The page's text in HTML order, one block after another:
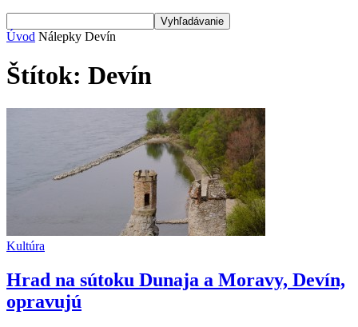
Úvod Nálepky Devín
Štítok: Devín
Kultúra
Hrad na sútoku Dunaja a Moravy, Devín,
opravujú